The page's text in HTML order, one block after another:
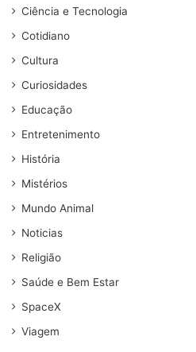
Ciência e Tecnologia
Cotidiano
Cultura
Curiosidades
Educação
Entretenimento
História
Mistérios
Mundo Animal
Noticias
Religião
Saúde e Bem Estar
SpaceX
Viagem